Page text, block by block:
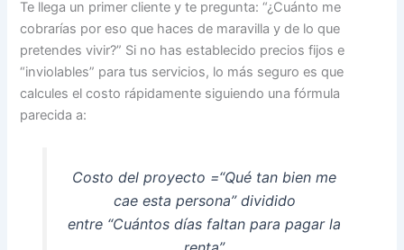
Te llega un primer cliente y te pregunta: “¿Cuánto me
cobrarías por eso que haces de maravilla y de lo que
pretendes vivir?” Si no has establecido precios fijos e
“inviolables” para tus servicios, lo más seguro es que
calcules el costo rápidamente siguiendo una fórmula
parecida a:
Costo del proyecto =“Qué tan bien me
cae esta persona” dividido
entre “Cuántos días faltan para pagar la